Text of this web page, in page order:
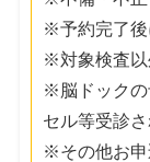
※予約完了後
※対象検査以
※脳ドックの
セル等受診
※その他お申